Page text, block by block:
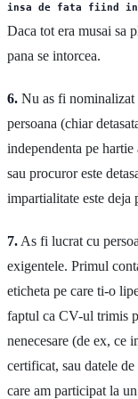
insa de fata fiind
Daca tot era musai sa
pana se intorcea.
6. Nu as fi
persoana (chiar
independenta pe
sau procuror este
impartialitate este deja
7. As fi lucrat cu
exigentele. Primul
eticheta pe care ti-o
faptul ca CV-ul trimis
nenecesare (de ex, ce
certificat, sau datele
care am participat la